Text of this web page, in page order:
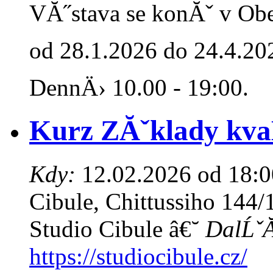
VĂ˝stava se konĂˇ v
od 28.1.2026 do
DennÄ› 10.00 - 19:00.
Kurz ZĂˇklady
Kdy: 12.02.2026 od
Cibule, Chittussiho 144/
Studio Cibule â€˘
https://studiocibule.cz/